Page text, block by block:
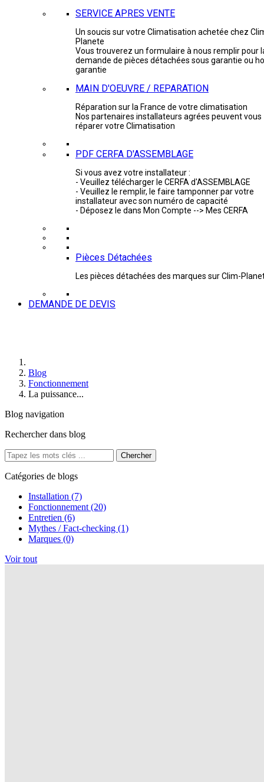
SERVICE APRES VENTE
Un soucis sur votre Climatisation achetée chez
Planete
Vous trouverez un formulaire à nous remplir pour
demande de pièces détachées sous garantie ou
garantie
MAIN D'OEUVRE / REPARATION
Réparation sur la France de votre climatisation
Nos partenaires installateurs agrées peuvent vous
réparer votre Climatisation
PDF CERFA D'ASSEMBLAGE
Si vous avez votre installateur :
- Veuillez télécharger le CERFA d'ASSEMBLAGE
- Veuillez le remplir, le faire tamponner par votre
installateur avec son numéro de capacité
- Déposez le dans Mon Compte --> Mes CERFA
Pièces Détachées
Les pièces détachées des marques sur Clim-
DEMANDE DE DEVIS
Blog
Fonctionnement
La puissance...
Blog navigation
Rechercher dans blog
Catégories de blogs
Installation (7)
Fonctionnement (20)
Entretien (6)
Mythes / Fact-checking (1)
Marques (0)
Voir tout